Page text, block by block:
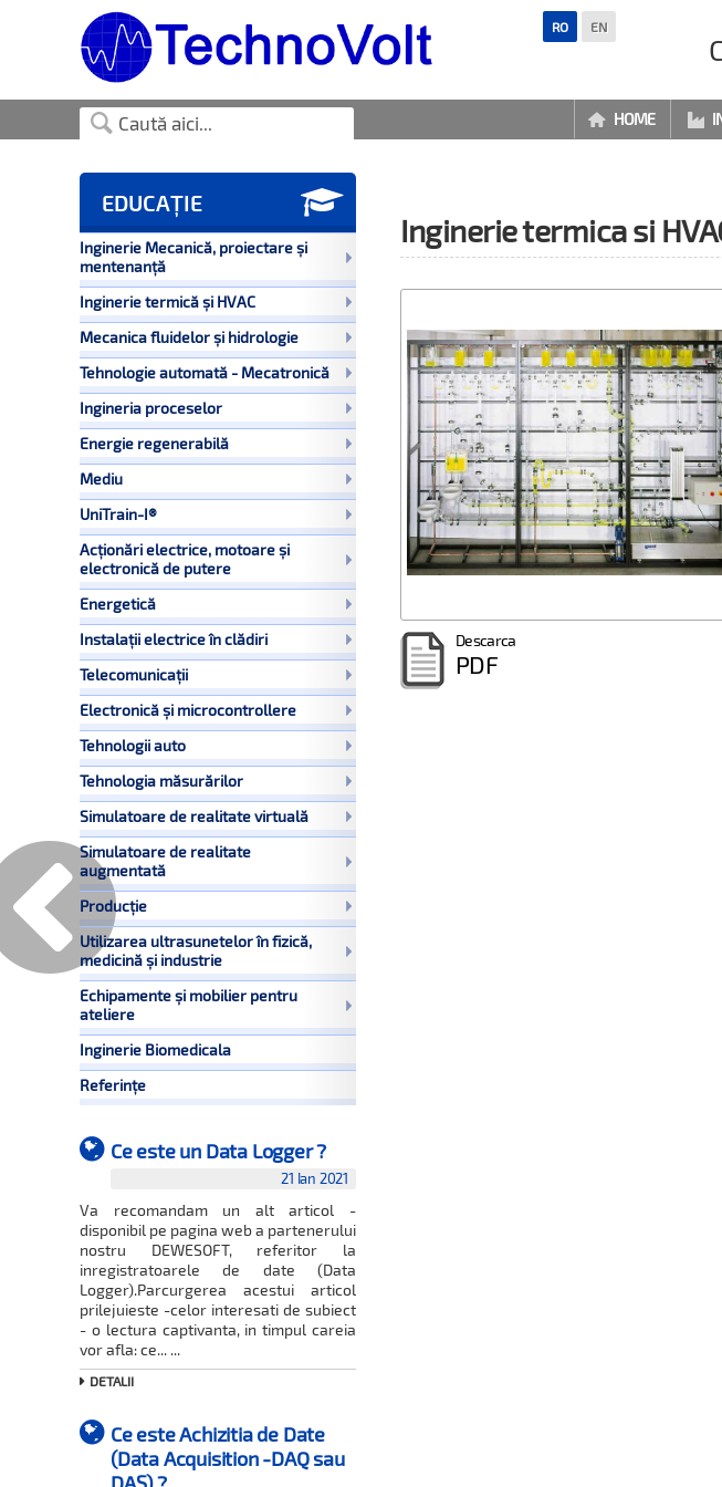
 HOME 
EDUCAȚIE 
Inginerie Mecanică, proiectare și
mentenanță
Inginerie termică și HVAC
Mecanica fluidelor și hidrologie
Tehnologie automată - Mecatronică
Ingineria proceselor
Energie regenerabilă
Mediu
UniTrain-I®
Acționări electrice, motoare și
electronică de putere
Energetică
Instalații electrice în clădiri
Telecomunicații
Electronică și microcontrollere
Tehnologii auto
Tehnologia măsurărilor
Simulatoare de realitate virtuală
Simulatoare de realitate
augmentată
Producție
Utilizarea ultrasunetelor în fizică,
medicină și industrie
Echipamente și mobilier pentru
ateliere
Inginerie Biomedicala
Referințe
Ce este un Data Logger ?
21 Ian 2021
Va recomandam un alt articol -
disponibil pe pagina web a partenerului
nostru DEWESOFT, referitor la
inregistratoarele de date (Data
Logger).Parcurgerea acestui articol
prilejuieste -celor interesati de subiect
- o lectura captivanta, in timpul careia
vor afla: ce... ...
DETALII
Ce este Achizitia de Date
(Data Acquisition -DAQ sau
Inginerie termica si
Descarca
PDF
RO EN